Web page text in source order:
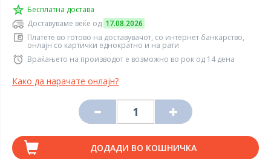
Бесплатна достава
Доставуваме веќе од 17.08.2026
Платете во готово на доставувачот, со интернет банкарство,
онлајн со картички еднократно и на рати
Враќањето на производот е возможно во рок од 14 дена
Како да нарачате онлајн?
ДОДАДИ ВО КОШНИЧКА